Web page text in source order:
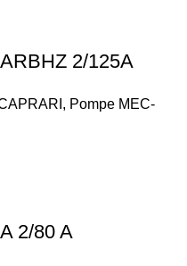
2/125A
, Pompe MEC-
2/80 A